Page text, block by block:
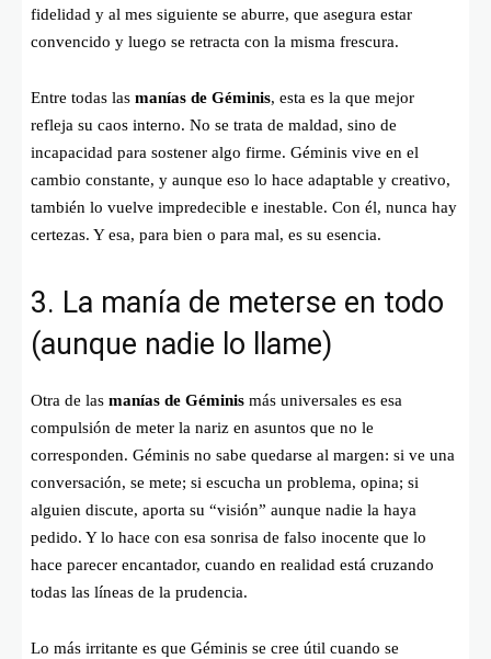
fidelidad y al mes siguiente se aburre, que asegura estar
convencido y luego se retracta con la misma frescura.
Entre todas las manías de Géminis, esta es la que mejor
refleja su caos interno. No se trata de maldad, sino de
incapacidad para sostener algo firme. Géminis vive en el
cambio constante, y aunque eso lo hace adaptable y creativo,
también lo vuelve impredecible e inestable. Con él, nunca hay
certezas. Y esa, para bien o para mal, es su esencia.
3. La manía de meterse en todo
(aunque nadie lo llame)
Otra de las manías de Géminis más universales es esa
compulsión de meter la nariz en asuntos que no le
corresponden. Géminis no sabe quedarse al margen: si ve una
conversación, se mete; si escucha un problema, opina; si
alguien discute, aporta su “visión” aunque nadie la haya
pedido. Y lo hace con esa sonrisa de falso inocente que lo
hace parecer encantador, cuando en realidad está cruzando
todas las líneas de la prudencia.
Lo más irritante es que Géminis se cree útil cuando se